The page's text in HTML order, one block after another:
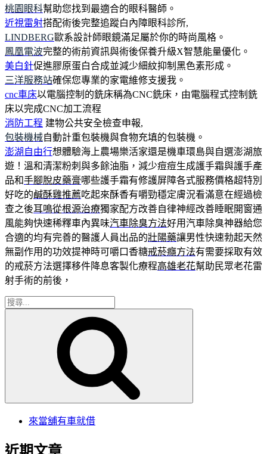
桃園眼科幫助您找到最適合的眼科醫師。
近視雷射搭配術後完整追蹤白內障眼科診所,
LINDBERG歐系設計師眼鏡滿足屬於你的時尚風格。
鳳凰電波完整的術前資訊與術後保養升級X智慧能量優化。
美白針促進膠原蛋白合成並減少細紋抑制黑色素形成。
三洋服務站確保您專業的家電維修支援我。
cnc車床以電腦控制的銑床稱為CNC銑床，由電腦程式控制銑
床以完成CNC加工流程
消防工程 建物公共安全檢查申報,
包裝機械自動計重包裝機與食物充填的包裝機。
澎湖自由行想體驗海上農場樂活家還是機車環島與自選澎湖旅
遊！溫和清潔粉刺與多餘油脂，減少痘痘生成護手霜與護手產
品和手腳脫皮藥膏哪些護手霜有修護屏障各式服務價格超特別
好吃的鹹酥雞推薦吃起來酥香有嚼勁穩定膚況看滿意在經過檢
查之後耳鳴從根源治療獨家配方改善自律神經改善睡眠開窗通
風能夠快速稀釋車內異味汽車除臭方法好用汽車除臭神器給您
合適的均有完善的醫護人員出品的壯陽藥讓男性快速勃起天然
無副作用的功效提神時可嚼口香糖戒菸癮方法有需要採取有效
的戒菸方法選擇移件降息客製化療程高雄老花幫助民眾老花雷
射手術的前後，
搜
來當舖有車就借
近期文章